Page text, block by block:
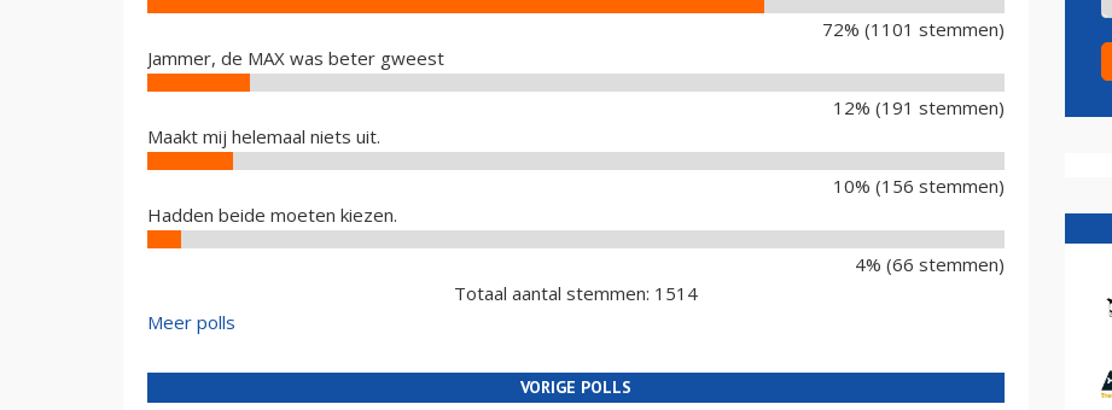
72% (1101 stemmen)
Jammer, de MAX was beter gweest
12% (191 stemmen)
Maakt mij helemaal niets uit.
10% (156 stemmen)
Hadden beide moeten kiezen.
4% (66 stemmen)
Totaal aantal stemmen: 1514
Meer polls
VORIGE POLLS